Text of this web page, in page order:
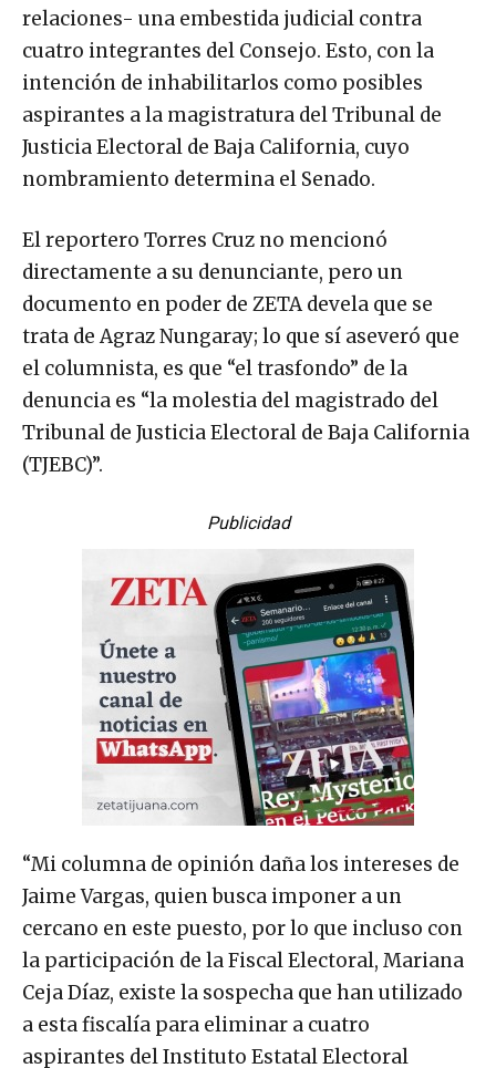
relaciones- una embestida judicial contra
cuatro integrantes del Consejo. Esto, con la
intención de inhabilitarlos como posibles
aspirantes a la magistratura del Tribunal de
Justicia Electoral de Baja California, cuyo
nombramiento determina el Senado.
El reportero Torres Cruz no mencionó
directamente a su denunciante, pero un
documento en poder de ZETA devela que se
trata de Agraz Nungaray; lo que sí aseveró que
el columnista, es que “el trasfondo” de la
denuncia es “la molestia del magistrado del
Tribunal de Justicia Electoral de Baja California
(TJEBC)”.
Publicidad
“Mi columna de opinión daña los intereses de
Jaime Vargas, quien busca imponer a un
cercano en este puesto, por lo que incluso con
la participación de la Fiscal Electoral, Mariana
Ceja Díaz, existe la sospecha que han utilizado
a esta fiscalía para eliminar a cuatro
aspirantes del Instituto Estatal Electoral